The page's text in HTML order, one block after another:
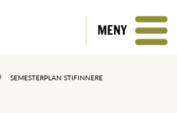
MENY
SEMESTERPLAN STIFINNERE